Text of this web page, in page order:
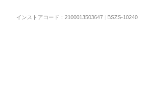
インストアコード：2100013503647 | BSZS-10240